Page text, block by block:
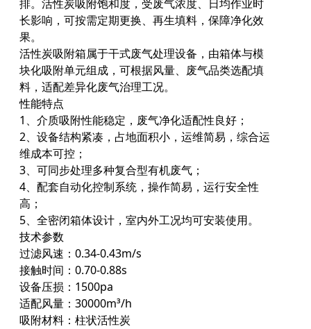
排。活性炭吸附饱和度，受废气浓度、日均作业时
长影响，可按需定期更换、再生填料，保障净化效
果。
活性炭吸附箱属于干式废气处理设备，由箱体与模
块化吸附单元组成，可根据风量、废气品类选配填
料，适配差异化废气治理工况。
性能特点
1、介质吸附性能稳定，废气净化适配性良好；
2、设备结构紧凑，占地面积小，运维简易，综合运
维成本可控；
3、可同步处理多种复合型有机废气；
4、配套自动化控制系统，操作简易，运行安全性
高；
5、全密闭箱体设计，室内外工况均可安装使用。
技术参数
过滤风速：0.34-0.43m/s
接触时间：0.70-0.88s
设备压损：1500pa
适配风量：30000m³/h
吸附材料：柱状活性炭